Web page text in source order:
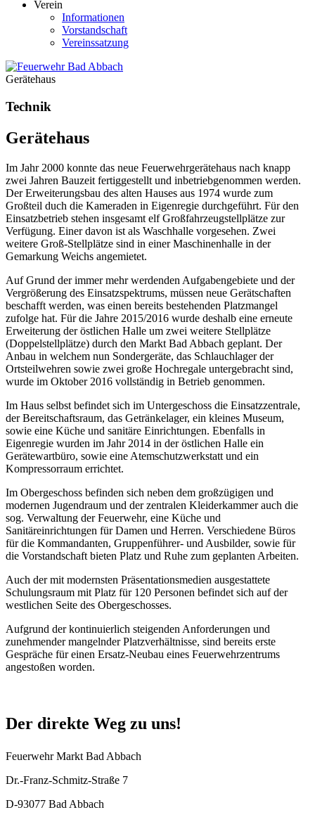
Verein
Informationen
Vorstandschaft
Vereinssatzung
Gerätehaus
Technik
Gerätehaus
Im Jahr 2000 konnte das neue Feuerwehrgerätehaus nach knapp
zwei Jahren Bauzeit fertiggestellt und inbetriebgenommen werden.
Der Erweiterungsbau des alten Hauses aus 1974 wurde zum
Großteil duch die Kameraden in Eigenregie durchgeführt. Für den
Einsatzbetrieb stehen insgesamt elf Großfahrzeugstellplätze zur
Verfügung. Einer davon ist als Waschhalle vorgesehen. Zwei
weitere Groß-Stellplätze sind in einer Maschinenhalle in der
Gemarkung Weichs angemietet.
Auf Grund der immer mehr werdenden Aufgabengebiete und der
Vergrößerung des Einsatzspektrums, müssen neue Gerätschaften
beschafft werden, was einen bereits bestehenden Platzmangel
zufolge hat. Für die Jahre 2015/2016 wurde deshalb eine erneute
Erweiterung der östlichen Halle um zwei weitere Stellplätze
(Doppelstellplätze) durch den Markt Bad Abbach geplant. Der
Anbau in welchem nun Sondergeräte, das Schlauchlager der
Ortsteilwehren sowie zwei große Hochregale untergebracht sind,
wurde im Oktober 2016 vollständig in Betrieb genommen.
Im Haus selbst befindet sich im Untergeschoss die Einsatzzentrale,
der Bereitschaftsraum, das Getränkelager, ein kleines Museum,
sowie eine Küche und sanitäre Einrichtungen. Ebenfalls in
Eigenregie wurden im Jahr 2014 in der östlichen Halle ein
Gerätewartbüro, sowie eine Atemschutzwerkstatt und ein
Kompressorraum errichtet.
Im Obergeschoss befinden sich neben dem großzügigen und
modernen Jugendraum und der zentralen Kleiderkammer auch die
sog. Verwaltung der Feuerwehr, eine Küche und
Sanitäreinrichtungen für Damen und Herren. Verschiedene Büros
für die Kommandanten, Gruppenführer- und Ausbilder, sowie für
die Vorstandschaft bieten Platz und Ruhe zum geplanten Arbeiten.
Auch der mit modernsten Präsentationsmedien ausgestattete
Schulungsraum mit Platz für 120 Personen befindet sich auf der
westlichen Seite des Obergeschosses.
Aufgrund der kontinuierlich steigenden Anforderungen und
zunehmender mangelnder Platzverhältnisse, sind bereits erste
Gespräche für einen Ersatz-Neubau eines Feuerwehrzentrums
angestoßen worden.
Der direkte Weg zu uns!
Feuerwehr Markt Bad Abbach
Dr.-Franz-Schmitz-Straße 7
D-93077 Bad Abbach